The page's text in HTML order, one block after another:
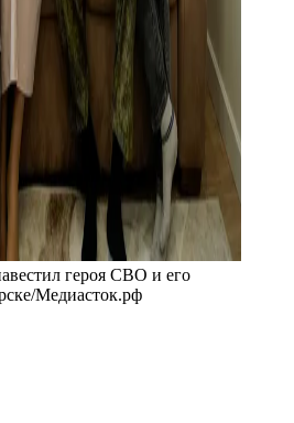
героя СВО и его
/Медиасток.рф